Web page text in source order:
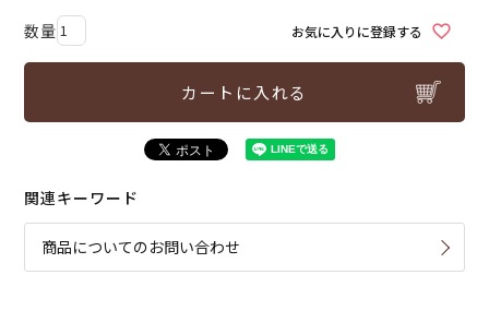
お気に入りに登録する
カートに入れる
関連キーワード
商品についてのお問い合わせ